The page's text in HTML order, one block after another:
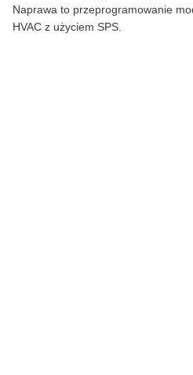
Naprawa to przeprogramowanie
HVAC z użyciem SPS.